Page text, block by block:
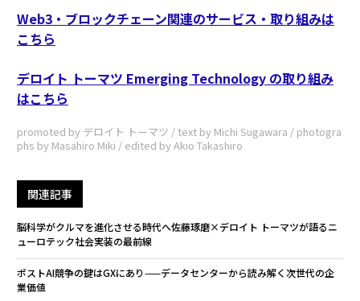
Web3・ブロックチェーン関連のサービス・取り組みは
こちら
デロイト トーマツ Emerging Technology の取り組み
はこちら
promoted by デロイト トーマツ / text by Michi Sugawara / photogra
phs by Masahiro Miki / edited by Akio Takashiro
関連記事
脳科学がクルマを進化させる時代へ――佐藤琢磨×デロイト トーマツが語るニ
ューロテック社会実装の最前線
ポストAI競争の鍵はGXにあり——データセンターから読み解く次世代の企
業価値